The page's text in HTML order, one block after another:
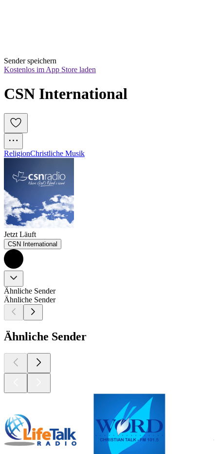
Sender speichern
Kostenlos im App Store laden
CSN International
ReligionChristliche Musik
Jetzt Läuft
CSN International
Ähnliche Sender
Ähnliche Sender
Ähnliche Sender